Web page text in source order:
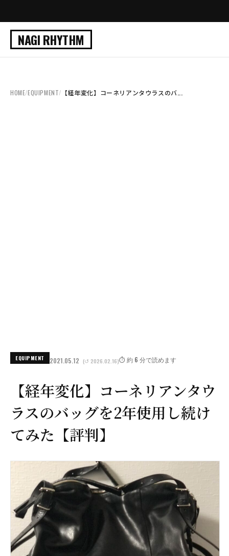
NAGI RHYTHM
HOME/EQUIPMENT/ 【経年変化】コーネリアンタウラスのバ...
EQUIPMENT 2021.05.12 (↺ 2026.02.16)⏱️ 約 6 分で読めます
【経年変化】コーネリアンタウ
ラスのバッグを2年使用し続け
てみた【評判】